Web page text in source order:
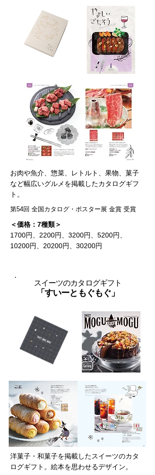
お肉や魚介、惣菜、レトルト、果物、菓子
など幅広いグルメを掲載したカタログギフ
ト。
第54回 全国カタログ・ポスター展 金賞 受賞
＜価格：7種類＞
1700円、2200円、3200円、5200円、
10200円、20200円、30200円
スイーツのカタログギフト​
「すいーともぐもぐ」
洋菓子・和菓子を掲載したスイーツのカタ
ログギフト。絵本を思わせるデザイン。